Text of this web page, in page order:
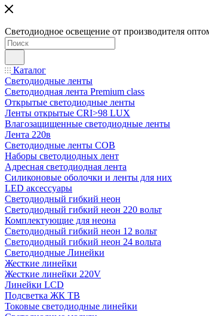
Светодиодное освещение от производителя
Каталог
Светодиодные ленты
Светодиодная лента Premium class
Открытые светодиодные ленты
Ленты открытые CRI>98 LUX
Влагозащищенные светодиодные ленты
Лента 220в
Светодиодные ленты COB
Наборы светодиодных лент
Адресная светодиодная лента
Силиконовые оболочки и ленты для них
LED аксессуары
Светодиодный гибкий неон
Светодиодный гибкий неон 220 вольт
Комплектующие для неона
Светодиодный гибкий неон 12 вольт
Светодиодный гибкий неон 24 вольта
Светодиодные Линейки
Жесткие линейки
Жесткие линейки 220V
Линейки LCD
Подсветка ЖК ТВ
Токовые светодиодные линейки